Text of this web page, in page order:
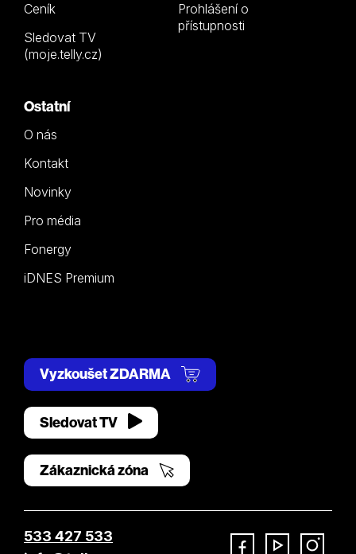
Ceník
Sledovat TV
(moje.telly.cz)
Prohlášení o
přístupnosti
Ostatní
O nás
Kontakt
Novinky
Pro média
Fonergy
iDNES Premium
Vyzkoušet ZDARMA
Sledovat TV
Zákaznická zóna
533 427 533